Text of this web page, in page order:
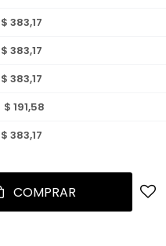
$ 383,17
$ 383,17
$ 383,17
$ 191,58
$ 383,17
COMPRAR